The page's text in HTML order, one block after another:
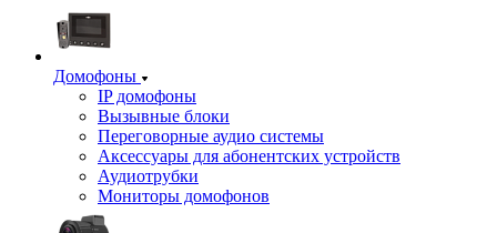
Домофоны
IP домофоны
Вызывные блоки
Переговорные аудио системы
Аксессуары для абонентских устройств
Аудиотрубки
Мониторы домофонов